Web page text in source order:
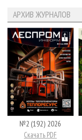
АРХИВ ЖУРНАЛОВ
№2 (192) 2026
Скачать PDF